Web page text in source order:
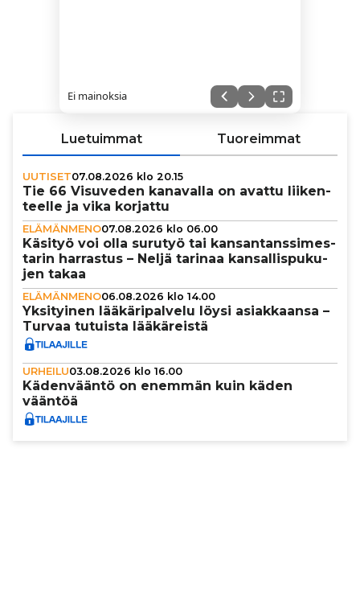
Ei mainoksia
Luetuimmat Tuoreimmat
UUTISET07.08.2026 klo 20.15
Tie 66 Visuveden kanavalla on avattu lii­ken­
teelle ja vika korjattu
ELÄMÄNMENO07.08.2026 klo 06.00
Käsityö voi olla surutyö tai kan­san­tans­si­mes­
ta­rin harrastus – Neljä tarinaa kan­sal­lis­pu­ku­
jen takaa
ELÄMÄNMENO06.08.2026 klo 14.00
Yksi­tyi­nen lää­kä­ri­pal­velu löysi asi­ak­kaansa –
Turvaa tutuista lää­kä­reistä
URHEILU03.08.2026 klo 16.00
Käden­vääntö on enemmän kuin käden
vääntöä